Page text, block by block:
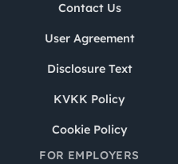
Contact Us
User Agreement
Disclosure Text
KVKK Policy
Cookie Policy
FOR EMPLOYERS